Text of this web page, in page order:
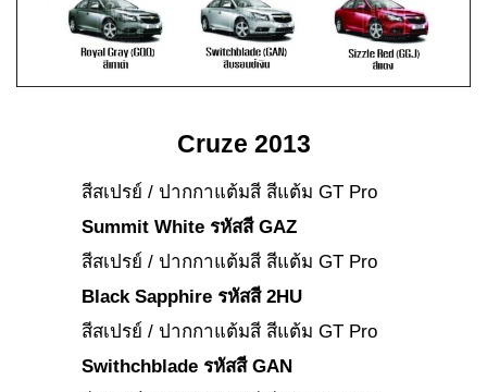
Cruze 2013
สีสเปรย์ / ปากกาแต้มสี สีแต้ม GT Pro
Summit White รหัสสี GAZ
สีสเปรย์ / ปากกาแต้มสี สีแต้ม GT Pro
Black Sapphire รหัสสี 2HU
สีสเปรย์ / ปากกาแต้มสี สีแต้ม GT Pro
Swithchblade รหัสสี GAN